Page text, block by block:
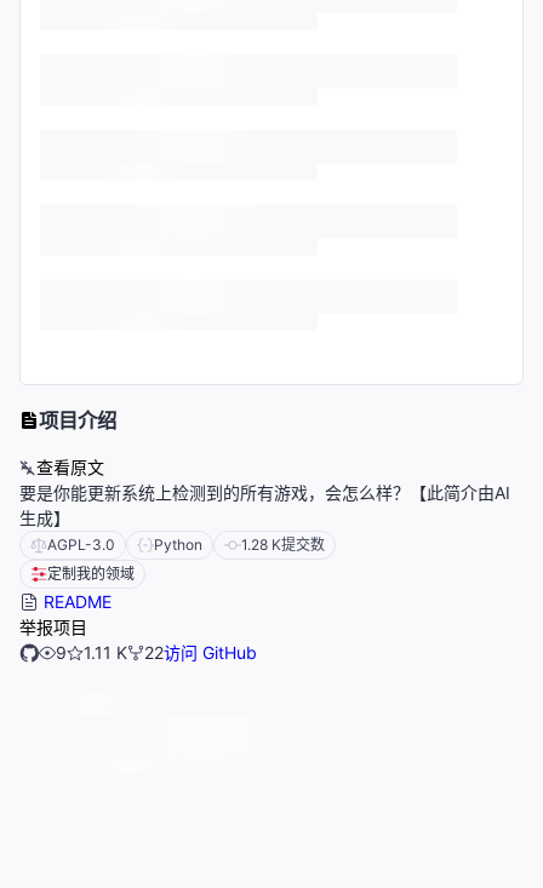
项目介绍
查看原文
要是你能更新系统上检测到的所有游戏，会怎么样？【此简介由AI
生成】
AGPL-3.0 Python 1.28 K提交数
定制我的领域
README
举报项目
9
1.11 K 22访问 GitHub